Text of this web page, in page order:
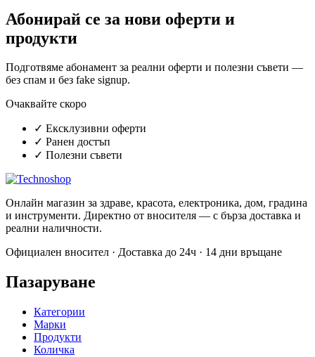
Абонирай се за нови оферти и
продукти
Подготвяме абонамент за реални оферти и полезни съвети —
без спам и без fake signup.
Очаквайте скоро
✓ Ексклузивни оферти
✓ Ранен достъп
✓ Полезни съвети
Онлайн магазин за здраве, красота, електроника, дом, градина
и инструменти. Директно от вносителя — с бърза доставка и
реални наличности.
Официален вносител · Доставка до 24ч · 14 дни връщане
Пазаруване
Категории
Марки
Продукти
Количка